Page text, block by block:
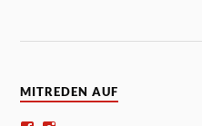
MITREDEN AUF